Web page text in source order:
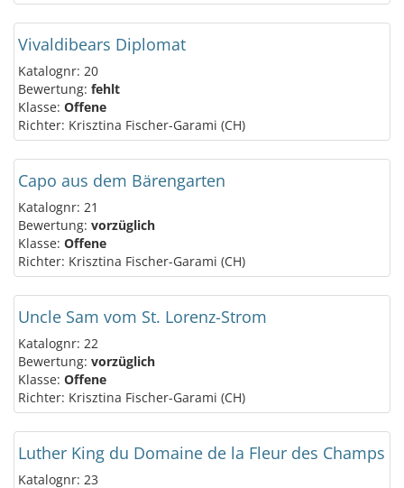
Vivaldibears Diplomat
Katalognr: 20
Bewertung: fehlt
Klasse: Offene
Richter: Krisztina Fischer-Garami (CH)
Capo aus dem Bärengarten
Katalognr: 21
Bewertung: vorzüglich
Klasse: Offene
Richter: Krisztina Fischer-Garami (CH)
Uncle Sam vom St. Lorenz-Strom
Katalognr: 22
Bewertung: vorzüglich
Klasse: Offene
Richter: Krisztina Fischer-Garami (CH)
Luther King du Domaine de la Fleur des Champs
Katalognr: 23